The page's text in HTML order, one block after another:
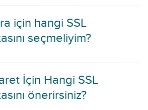
için hangi SSL
seçmeliyim?
İçin Hangi SSL
önerirsiniz?